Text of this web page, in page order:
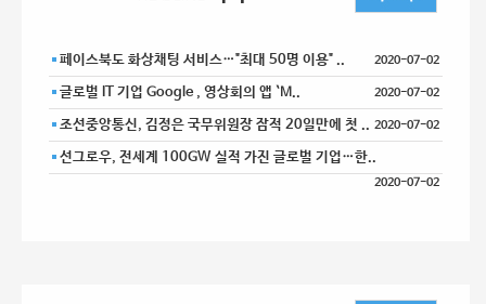
페이스북도 화상채팅 서비스…"최대 50명 이용" .. 2020-07-02
글로벌 IT 기업 Google , 영상회의 앱 `M.. 2020-07-02
조선중앙통신, 김정은 국무위원장 잠적 20일만에 첫 .. 2020-07-02
선그로우, 전세계 100GW 실적 가진 글로벌 기업…한..
2020-07-02